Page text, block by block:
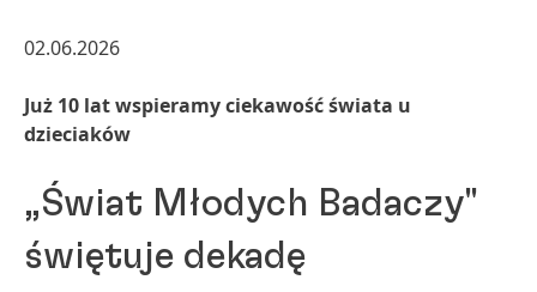
02.06.2026
Już 10 lat wspieramy ciekawość świata u
dzieciaków
„Świat Młodych Badaczy"
świętuje dekadę